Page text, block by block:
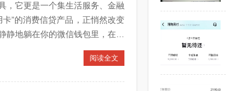
，它更是一个集生活服务、金融
”的消费信贷产品，正悄然改变
地躺在你的微信钱包里，在你
阅读全文